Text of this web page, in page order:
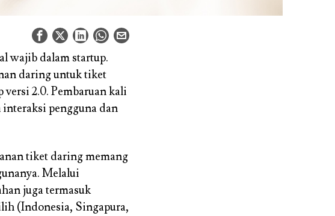
wajib dalam startup.
daring untuk tiket
2.0. Pembaruan kali
pengguna dan
tiket daring memang
Melalui
juga termasuk
(Indonesia, Singapura,